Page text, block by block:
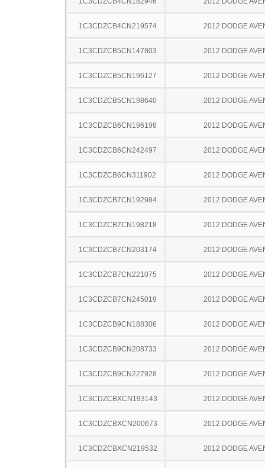
1C3CDZCB4CN219574 2012 DODGE
1C3CDZCB5CN147803 2012 DODGE
1C3CDZCB5CN196127 2012 DODGE
1C3CDZCB5CN198640 2012 DODGE
1C3CDZCB6CN196198 2012 DODGE
1C3CDZCB6CN242497 2012 DODGE
1C3CDZCB6CN311902 2012 DODGE
1C3CDZCB7CN192984 2012 DODGE
1C3CDZCB7CN198218 2012 DODGE
1C3CDZCB7CN203174 2012 DODGE
1C3CDZCB7CN221075 2012 DODGE
1C3CDZCB7CN245019 2012 DODGE
1C3CDZCB9CN188306 2012 DODGE
1C3CDZCB9CN208733 2012 DODGE
1C3CDZCB9CN227928 2012 DODGE
1C3CDZCBXCN193143 2012 DODGE
1C3CDZCBXCN200673 2012 DODGE
1C3CDZCBXCN219532 2012 DODGE